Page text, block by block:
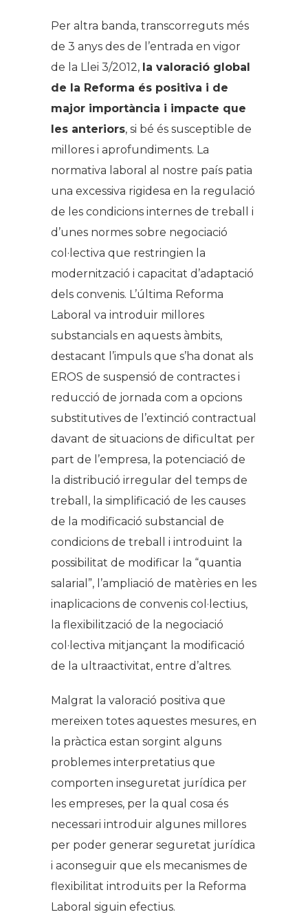
Per altra banda, transcorreguts més
de 3 anys des de l’entrada en vigor
de la Llei 3/2012, la valoració global
de la Reforma és positiva i de
major importància i impacte que
les anteriors, si bé és susceptible de
millores i aprofundiments. La
normativa laboral al nostre país patia
una excessiva rigidesa en la regulació
de les condicions internes de treball i
d’unes normes sobre negociació
col·lectiva que restringien la
modernització i capacitat d’adaptació
dels convenis. L’última Reforma
Laboral va introduir millores
substancials en aquests àmbits,
destacant l’impuls que s’ha donat als
EROS de suspensió de contractes i
reducció de jornada com a opcions
substitutives de l’extinció contractual
davant de situacions de dificultat per
part de l’empresa, la potenciació de
la distribució irregular del temps de
treball, la simplificació de les causes
de la modificació substancial de
condicions de treball i introduint la
possibilitat de modificar la “quantia
salarial”, l’ampliació de matèries en les
inaplicacions de convenis col·lectius,
la flexibilització de la negociació
col·lectiva mitjançant la modificació
de la ultraactivitat, entre d’altres.
Malgrat la valoració positiva que
mereixen totes aquestes mesures, en
la pràctica estan sorgint alguns
problemes interpretatius que
comporten inseguretat jurídica per
les empreses, per la qual cosa és
necessari introduir algunes millores
per poder generar seguretat jurídica
i aconseguir que els mecanismes de
flexibilitat introduïts per la Reforma
Laboral siguin efectius.